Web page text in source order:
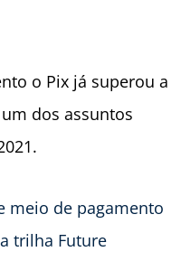
o Pix já superou a
dos assuntos
meio de pagamento
trilha Future